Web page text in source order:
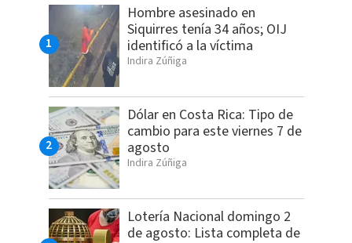
Hombre asesinado en
Siquirres tenía 34 años; OIJ
identificó a la víctima
Indira Zúñiga
Dólar en Costa Rica: Tipo de
cambio para este viernes 7 de
agosto
Indira Zúñiga
Lotería Nacional domingo 2
de agosto: Lista completa de